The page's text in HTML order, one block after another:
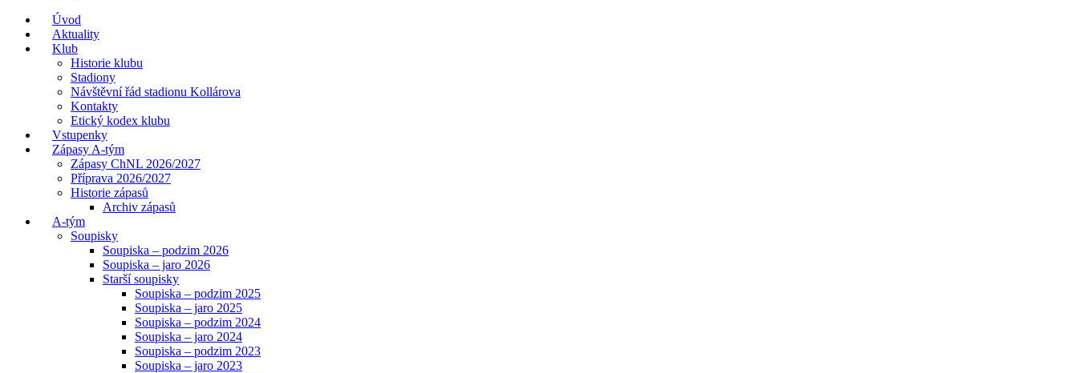
Úvod
Aktuality
Klub
Historie klubu
Stadiony
Návštěvní řád stadionu Kollárova
Kontakty
Etický kodex klubu
Vstupenky
Zápasy A-tým
Zápasy ChNL 2026/2027
Příprava 2026/2027
Historie zápasů
Archiv zápasů
A-tým
Soupisky
Soupiska – podzim 2026
Soupiska – jaro 2026
Starší soupisky
Soupiska – podzim 2025
Soupiska – jaro 2025
Soupiska – podzim 2024
Soupiska – jaro 2024
Soupiska – podzim 2023
Soupiska – jaro 2023